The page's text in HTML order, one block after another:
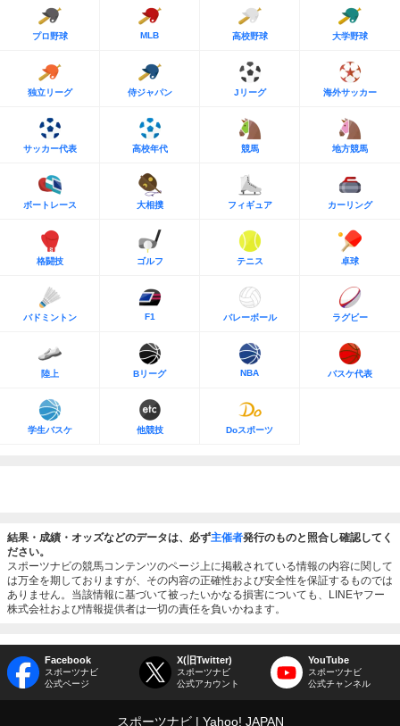
プロ野球 MLB 高校野球 大学野球
独立リーグ 侍ジャパン Jリーグ 海外サッカー
サッカー代表 高校年代 競馬 地方競馬
ボートレース 大相撲 フィギュア カーリング
格闘技 ゴルフ テニス 卓球
バドミントン F1 バレーボール ラグビー
陸上 Bリーグ NBA バスケ代表
学生バスケ 他競技 Doスポーツ
結果・成績・オッズなどのデータは、必ず主催者発行のものと照合し確認してく
ださい。
スポーツナビの競馬コンテンツのページ上に掲載されている情報の内容に関して
は万全を期しておりますが、その内容の正確性および安全性を保証するものでは
ありません。当該情報に基づいて被ったいかなる損害についても、LINEヤフー
株式会社および情報提供者は一切の責任を負いかねます。
Facebook
スポーツナビ
公式ページ
X(旧Twitter)
スポーツナビ
公式アカウント
YouTube
スポーツナビ
公式チャンネル
スポーツナビ Yahoo! JAPAN